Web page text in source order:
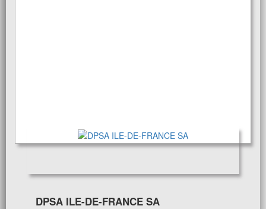
DPSA ILE-DE-FRANCE SA